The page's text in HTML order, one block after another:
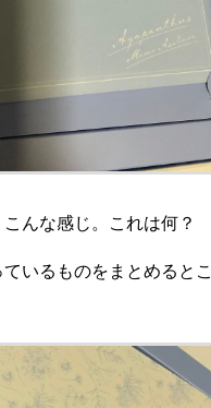
んな感じ。これは何？
ているものをまとめると